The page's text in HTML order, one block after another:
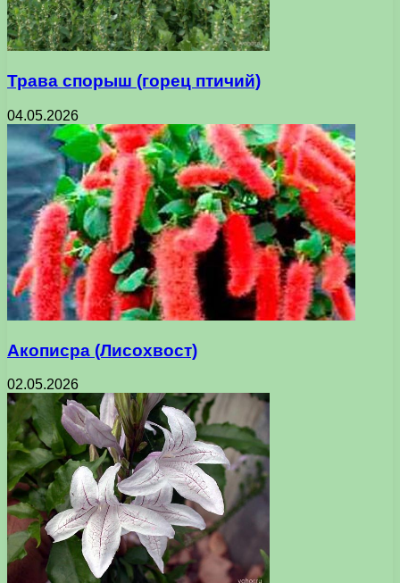
Трава спорыш (горец птичий)
04.05.2026
Акописра (Лисохвост)
02.05.2026